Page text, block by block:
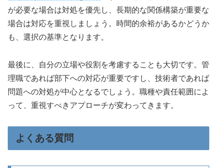
が必要な場合は対処を優先し、長期的な関係構築が重要な
場合は対応を重視しましょう。時間的余裕があるかどうか
も、選択の基準となります。
最後に、自分の立場や役割を考慮することも大切です。管
理職であれば部下への対応が重要ですし、技術者であれば
問題への対処が中心となるでしょう。職種や責任範囲によ
って、重視すべきアプローチが変わってきます。
よくある質問